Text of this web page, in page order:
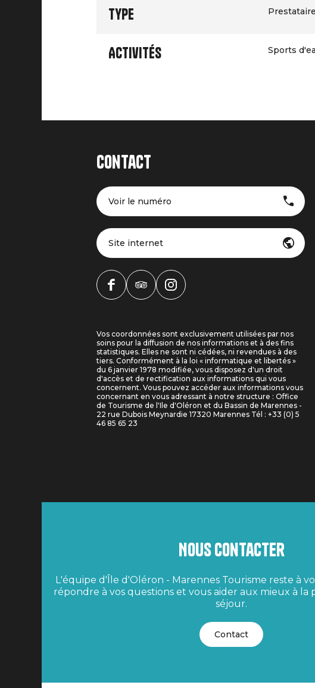
Type Prestataire
Activités Sports
Contact
Voir le numéro
Site internet
Vos coordonnées sont exclusivement utilisées par nos
soins pour la diffusion de nos informations et à des fins
statistiques. Elles ne sont ni cédées, ni revendues à des
tiers. Conformément à la loi « informatique et libertés »
du 6 janvier 1978 modifiée, vous disposez d'un droit
d'accès et de rectification aux informations qui vous
concernent. Vous pouvez accéder aux informations vous
concernant en vous adressant à notre structure : Office
de Tourisme de l'Ile d'Oléron et du Bassin de Marennes -
22 rue Dubois Meynardie 17320 Marennes Tél : +33 (0) 5
46 85 65 23
Nous contacter
L'équipe d'Île d'Oléron - Marennes Tourisme reste à
répondre à vos questions et vous aider aux mieux à la
séjour.
Contact